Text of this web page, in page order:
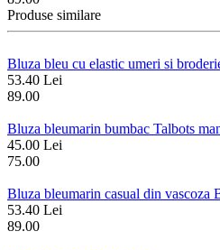
Produse similare
Bluza bleu cu elastic umeri si
53.40 Lei
89.00
Bluza bleumarin bumbac Talbots
45.00 Lei
75.00
Bluza bleumarin casual din vascoza
53.40 Lei
89.00